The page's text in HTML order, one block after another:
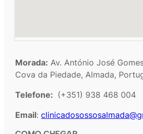
Morada: Av. António José
Cova da Piedade, Almada,
Telefone: (+351) 938 468 004
Email: